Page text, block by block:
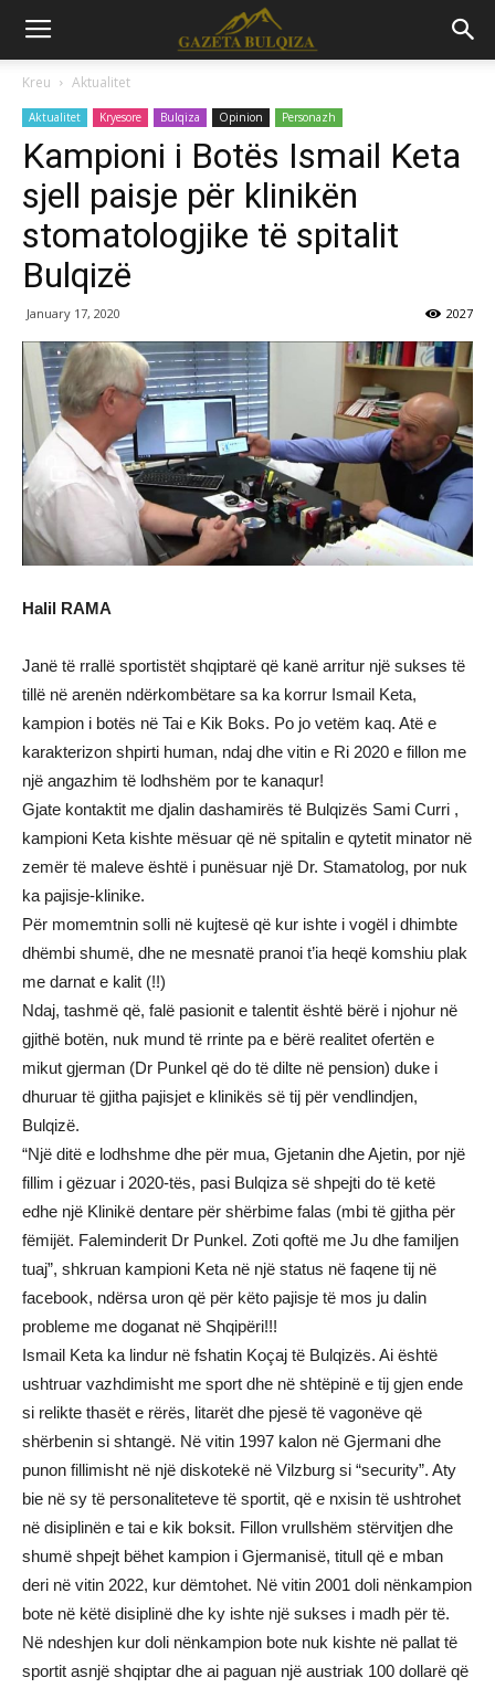
Kreu Aktualitet
Aktualitet Kryesore Bulqiza Opinion Personazh
Kampioni i Botës Ismail Keta
sjell paisje për klinikën
stomatologjike të spitalit
Bulqizë
January 17, 2020 2027
Halil RAMA
Janë të rrallë sportistët shqiptarë që kanë arritur një sukses të
tillë në arenën ndërkombëtare sa ka korrur Ismail Keta,
kampion i botës në Tai e Kik Boks. Po jo vetëm kaq. Atë e
karakterizon shpirti human, ndaj dhe vitin e Ri 2020 e fillon me
një angazhim të lodhshëm por te kanaqur!
Gjate kontaktit me djalin dashamirës të Bulqizës Sami Curri ,
kampioni Keta kishte mësuar që në spitalin e qytetit minator në
zemër të maleve është i punësuar një Dr. Stamatolog, por nuk
ka pajisje-klinike.
Për momemtnin solli në kujtesë që kur ishte i vogël i dhimbte
dhëmbi shumë, dhe ne mesnatë pranoi t’ia heqë komshiu plak
me darnat e kalit (!!)
Ndaj, tashmë që, falë pasionit e talentit është bërë i njohur në
gjithë botën, nuk mund të rrinte pa e bërë realitet ofertën e
mikut gjerman (Dr Punkel që do të dilte në pension) duke i
dhuruar të gjitha pajisjet e klinikës së tij për vendlindjen,
Bulqizë.
“Një ditë e lodhshme dhe për mua, Gjetanin dhe Ajetin, por një
fillim i gëzuar i 2020-tës, pasi Bulqiza së shpejti do të ketë
edhe një Klinikë dentare për shërbime falas (mbi të gjitha për
fëmijët. Faleminderit Dr Punkel. Zoti qoftë me Ju dhe familjen
tuaj”, shkruan kampioni Keta në një status në faqene tij në
facebook, ndërsa uron që për këto pajisje të mos ju dalin
probleme me doganat në Shqipëri!!!
Ismail Keta ka lindur në fshatin Koçaj të Bulqizës. Ai është
ushtruar vazhdimisht me sport dhe në shtëpinë e tij gjen ende
si relikte thasët e rërës, litarët dhe pjesë të vagonëve që
shërbenin si shtangë. Në vitin 1997 kalon në Gjermani dhe
punon fillimisht në një diskotekë në Vilzburg si “security”. Aty
bie në sy të personaliteteve të sportit, që e nxisin të ushtrohet
në disiplinën e tai e kik boksit. Fillon vrullshëm stërvitjen dhe
shumë shpejt bëhet kampion i Gjermanisë, titull që e mban
deri në vitin 2022, kur dëmtohet. Në vitin 2001 doli nënkampion
bote në këtë disiplinë dhe ky ishte një sukses i madh për të.
Në ndeshjen kur doli nënkampion bote nuk kishte në pallat të
sportit asnjë shqiptar dhe ai paguan një austriak 100 dollarë që